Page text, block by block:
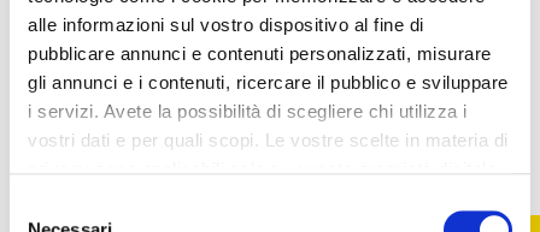
alle informazioni sul vostro dispositivo al fine di
pubblicare annunci e contenuti personalizzati, misurare
gli annunci e i contenuti, ricercare il pubblico e sviluppare
i servizi. Avete la possibilità di scegliere chi utilizza i
vostri dati e per quali scopi. Le vostre scelte in materia di
modificare o revocare il proprio consenso in qualsiasi
Non disponibile